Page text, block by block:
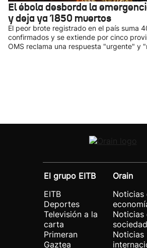
El ébola desborda la
y deja ya 1850 muertos
El peor brote registrado en el país suma
confirmados y se extiende por cinco
OMS reclama una respuesta "urgente" y
El grupo EITB
EITB
Deportes
Televisión a la
carta
Primeran
Gaztea
Orain
Noticias
Noticias
sociedad
Noticias